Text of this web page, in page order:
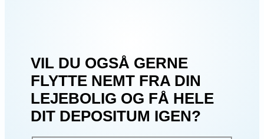
VIL DU OGSÅ GERNE
FLYTTE NEMT FRA DIN
LEJEBOLIG OG FÅ HELE
DIT DEPOSITUM IGEN?